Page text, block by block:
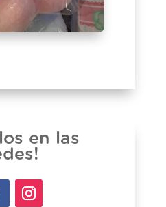
en las